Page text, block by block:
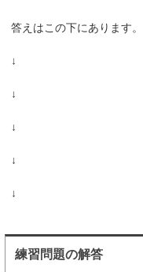
答えはこの下にあります。
↓
↓
↓
↓
↓
練習問題の解答